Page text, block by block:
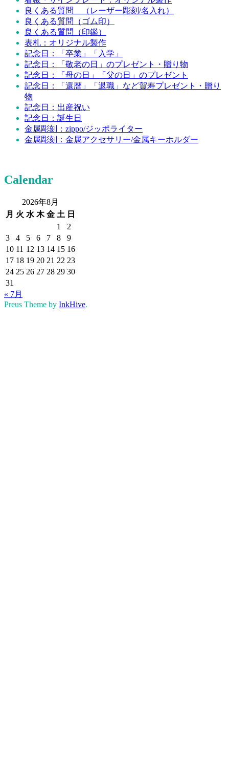
良くある質問 （レーザー彫刻/名入れ）
良くある質問（ゴム印）
良くある質問（印鑑）
表札：オリジナル製作
記念日：「卒業」「入学」
記念日：「敬老の日」のプレゼント・贈り物
記念日：「母の日」「父の日」のプレゼント
記念日：「還暦」「退職」など賀寿プレゼント・贈り
物
記念日：出産祝い
記念日：誕生日
金属彫刻：zippo/ジッポライター
金属彫刻：金属アクセサリー/金属キーホルダー
Calendar
2026年8月
月 火 水 木 金 土 日
1
2
3
4 5 6 7 8
9
10 11 12 13 14 15 16
17 18 19 20 21 22 23
24 25 26 27 28 29 30
31
« 7月
Preus Theme by InkHive.